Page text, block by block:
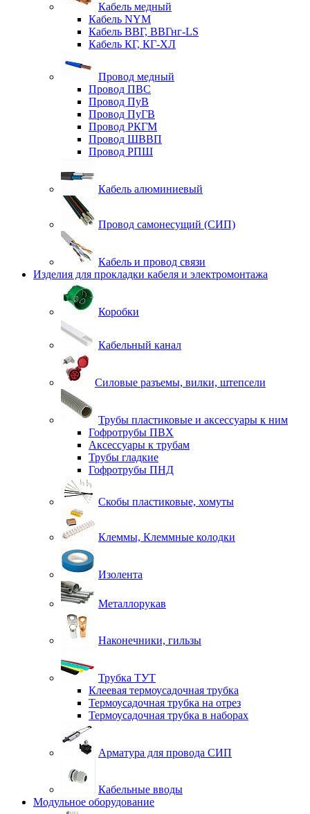
Кабель медный
Кабель NYM
Кабель ВВГ, ВВГнг-LS
Кабель КГ, КГ-ХЛ
Провод медный
Провод ПВС
Провод ПуВ
Провод ПуГВ
Провод РКГМ
Провод ШВВП
Провод РПШ
Кабель алюминиевый
Провод самонесущий (СИП)
Кабель и провод связи
Изделия для прокладки кабеля и электромонтажа
Коробки
Кабельный канал
Силовые разъемы, вилки, штепсели
Трубы пластиковые и аксессуары к ним
Гофротрубы ПВХ
Аксессуары к трубам
Трубы гладкие
Гофротрубы ПНД
Скобы пластиковые, хомуты
Клеммы, Клеммные колодки
Изолента
Металлорукав
Наконечники, гильзы
Трубка ТУТ
Клеевая термоусадочная трубка
Термоусадочная трубка на отрез
Термоусадочная трубка в наборах
Арматура для провода СИП
Кабельные вводы
Модульное оборудование